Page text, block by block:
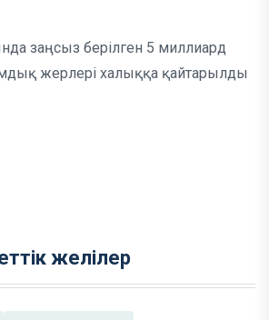
заңсыз берілген 5 миллиард
жерлері халыққа қайтарылды
желілер